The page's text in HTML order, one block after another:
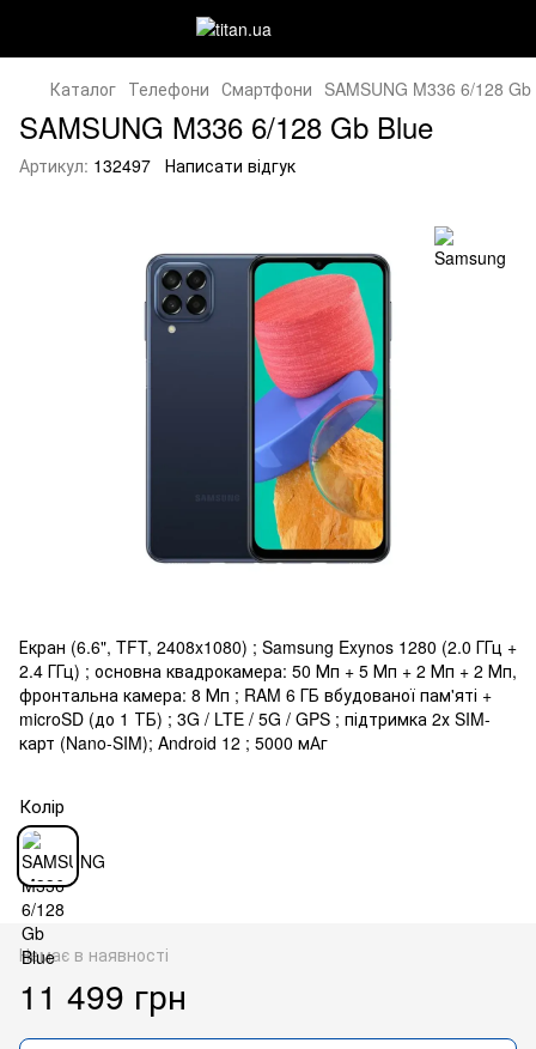
Каталог Телефони Смартфони SAMSUNG M336 6/128 Gb
SAMSUNG M336 6/128 Gb Blue
Артикул: 132497 Написати відгук
Екран (6.6", TFT, 2408x1080) ; Samsung Exynos 1280 (2.0 ГГц +
2.4 ГГц) ; основна квадрокамера: 50 Мп + 5 Мп + 2 Мп + 2 Мп,
фронтальна камера: 8 Мп ; RAM 6 ГБ вбудованої пам'яті +
microSD (до 1 ТБ) ; 3G / LTE / 5G / GPS ; підтримка 2х SIM-
карт (Nano-SIM); Android 12 ; 5000 мАг
Колір
Немає в наявності
11 499 грн